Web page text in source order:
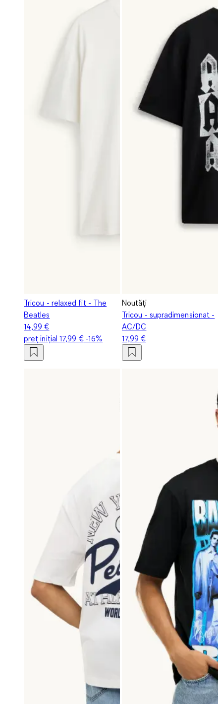
Tricou - relaxed fit - The
Beatles
14,99 €
preț inițial17,99 €-16%
Noutăți
Tricou - supradimensionat -
AC/DC
17,99 €